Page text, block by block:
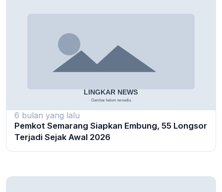
6 bulan yang lalu
Pemkot Semarang Siapkan Embung, 55 Longsor
Terjadi Sejak Awal 2026